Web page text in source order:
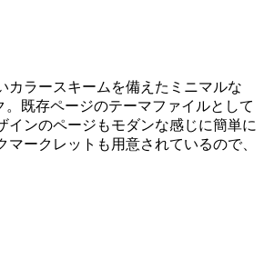
カラースキームを備えたミニマルな
。既存ページのテーマファイルとして
インのページもモダンな感じに簡単に
マークレットも用意されているので、